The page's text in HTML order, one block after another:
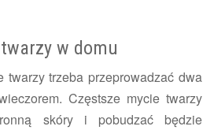
w domu
twarzy trzeba przeprowadzać dwa
Częstsze mycie twarzy
skóry i pobudzać będzie